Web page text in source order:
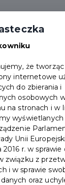
że tworząc
internetowe
do zbierania i
osobowych
na stronach i w
wyświetlanych
Unii
r. w sprawie
związku z
i w sprawie
oraz